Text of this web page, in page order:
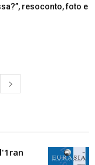
resoconto, foto e